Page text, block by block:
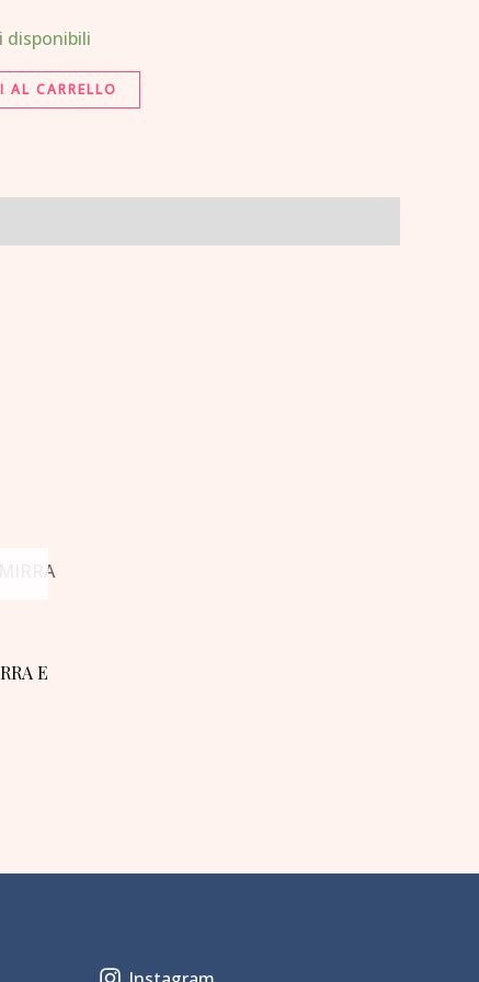
disponibili
AL CARRELLO
E